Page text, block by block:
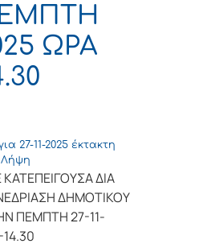
ΩΡΑ
27-11-2025 έκτακτη
Λήψη
ΔΙΑ
ΔΗΜΟΤΙΚΟΥ
ΠΕΜΠΤΗ 27-11-